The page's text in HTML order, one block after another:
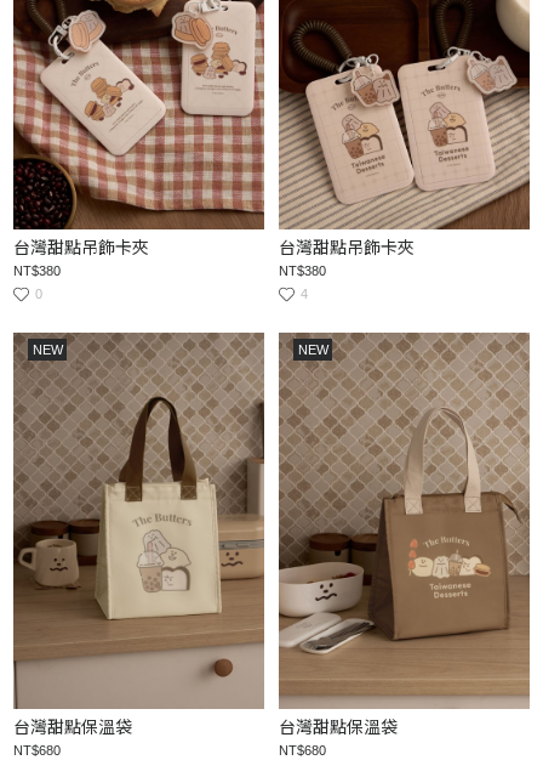
台灣甜點吊飾卡夾
NT$380
0
台灣甜點吊飾卡夾
NT$380
4
NEW
台灣甜點保溫袋
NT$680
NEW
台灣甜點保溫袋
NT$680